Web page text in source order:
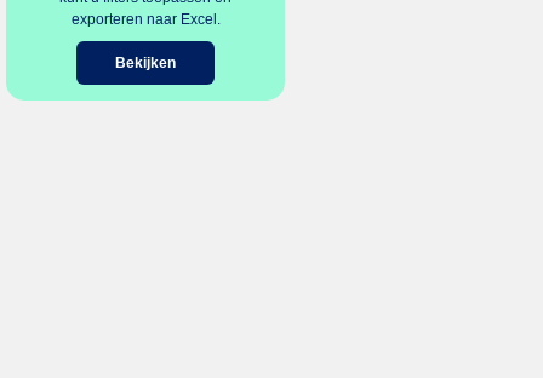
exporteren naar Excel.
Bekijken